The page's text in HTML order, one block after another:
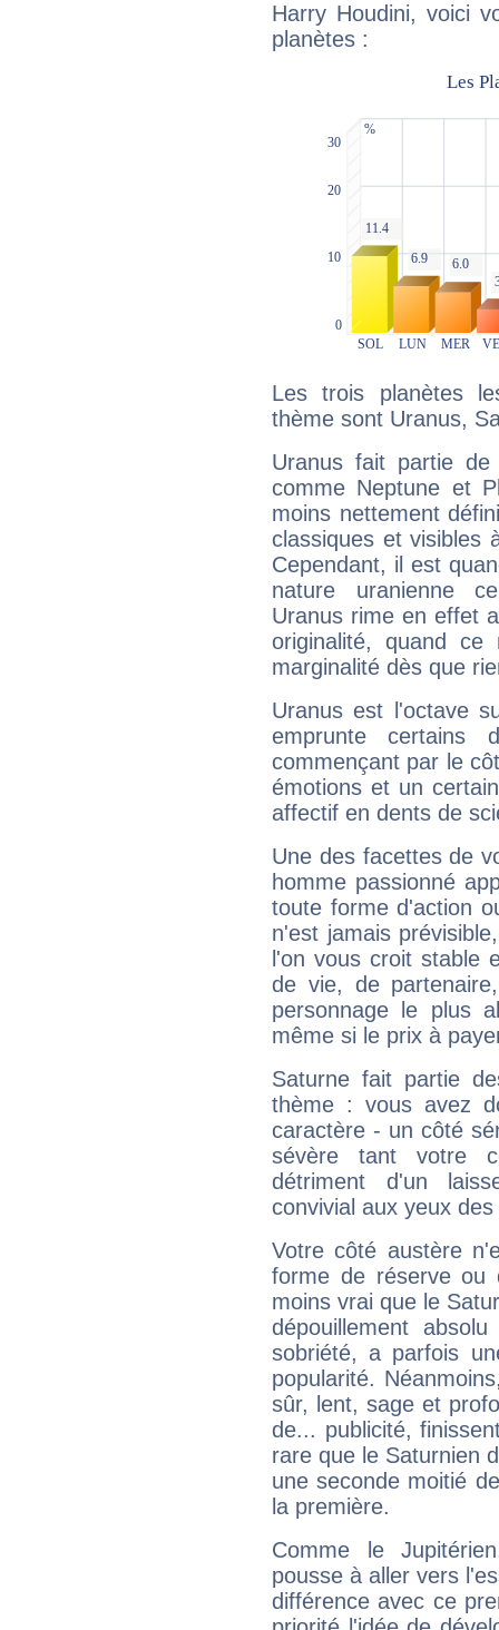
Harry Houdini, voici
planètes :
Les trois planètes
thème sont Uranus,
Uranus fait partie
comme Neptune et
moins nettement
classiques et visibles
Cependant, il est
nature uranienne
Uranus rime en effet
originalité, quand ce
marginalité dès que
Uranus est l'octave
emprunte
commençant par le
émotions et un
affectif en dents de
Une des facettes de
homme passionné
toute forme d'action
n'est jamais
l'on vous croit stable
de vie, de
personnage le plus
même si le prix à
Saturne fait partie
thème : vous avez
caractère - un côté
sévère tant votre
détriment d'un
convivial aux yeux
Votre côté austère
forme de réserve
moins vrai que le
dépouillement
sobriété, a parfois
popularité.
sûr, lent, sage et
de... publicité,
rare que le Saturnien
une seconde moitié
la première.
Comme le
pousse à aller vers
différence avec ce